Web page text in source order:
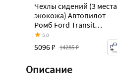
Чехлы сидений (3 места
экокожа) Автопилот
Ромб Ford Transit
цельнометаллический
фургон (2006-2014)
5.0
5096 ₽ 14285 ₽
Описание